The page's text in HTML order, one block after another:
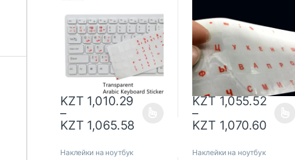
для ноутбука, ПК,
универсальная
наклейка на языковую
ключу, оптовая
продажа
KZT 1,010.29
–
KZT 1,065.58
крышка клавиатуры для
Тетрадь компьютера
ПК с защитой от пыли
KZT1,055.52
–
KZT 1,070.60
Наклейки на ноутбук Наклейки на ноутбук